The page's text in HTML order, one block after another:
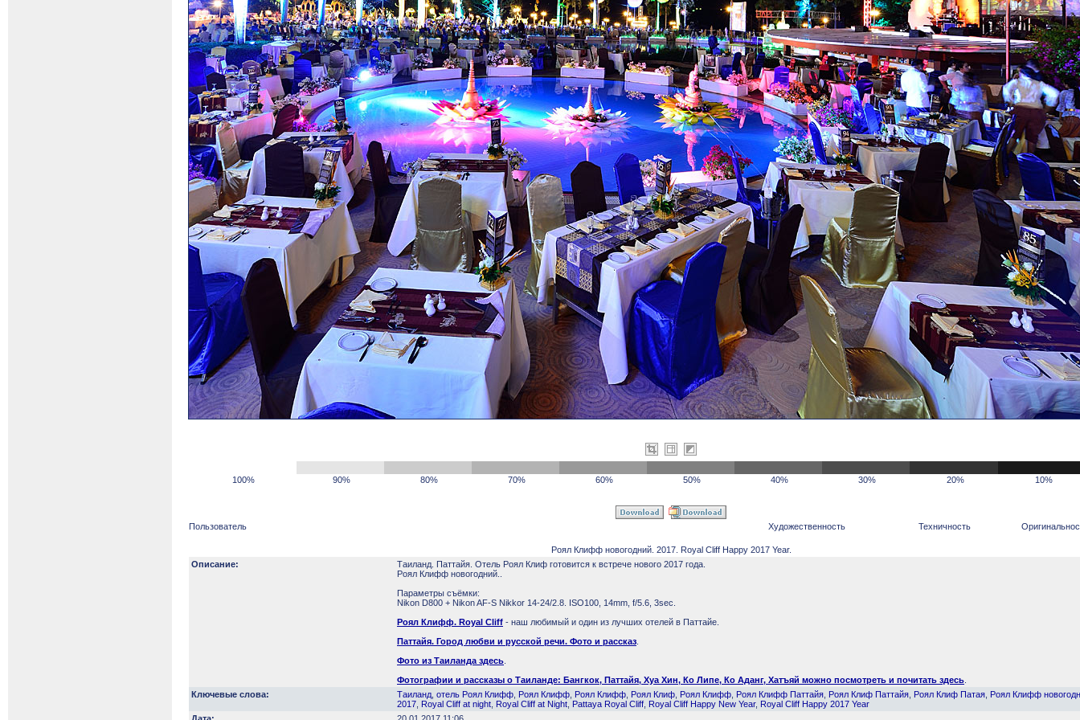
100% 90% 80% 70% 60% 50% 40% 30% 20% 10%
Пользователь Художественность Техничность
Роял Клифф новогодний. 2017. Royal Cliff Happy 2017 Year.
Описание:
Таиланд. Паттайя. Отель Роял Клиф готовится к встрече нового 2017 года.
Роял Клифф новогодний..
Параметры съёмки:
Nikon D800 + Nikon AF-S Nikkor 14-24/2.8. ISO100, 14mm, f/5.6, 3sec.
Роял Клифф. Royal Cliff - наш любимый и один из лучших отелей в Паттайе.
Паттайя. Город любви и русской речи. Фото и рассказ
Фото из Таиланда здесь
Фотографии и рассказы о Таиланде: Бангкок, Паттайя, Хуа Хин, Ко Липе, Ко Аданг, Хатъяй можно посмотреть и почитать здесь
Ключевые слова:
Таиланд отель Роял Клифф Роял Клифф Роял Клифф Роял Клиф Роял Клифф Роял Клифф Паттайя Роял Клиф Паттайя Роял Клиф Патая Роял Клифф
2017 Royal Cliff at night Royal Cliff at Night Pattaya Royal Cliff Royal Cliff Happy New Year, Royal Cliff Happy 2017 Year